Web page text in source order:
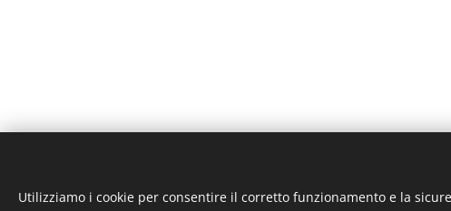
Utilizziamo i cookie per consentire il corretto funzionamento e la